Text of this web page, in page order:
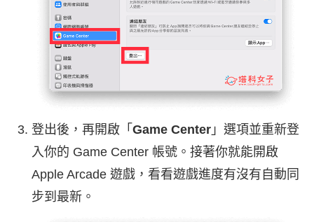
登出後，再開啟「 Game Center 」選項並重新登
入你的 Game Center 帳號。接著你就能開啟
Apple Arcade 遊戲，看看遊戲進度有沒有自動同
步到最新。